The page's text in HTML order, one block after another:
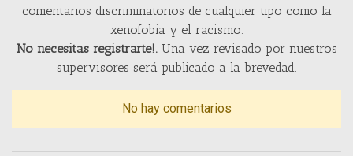
comentarios discriminatorios de cualquier tipo como la
xenofobia y el racismo.
No necesitas registrarte!.Una vez revisado por nuestros
supervisores será publicado a la brevedad.
No hay comentarios